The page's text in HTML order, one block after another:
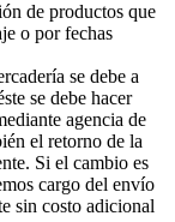
de productos que
o por fechas
se debe a
se debe hacer
agencia de
el retorno de la
Si el cambio es
cargo del envío
sin costo adicional